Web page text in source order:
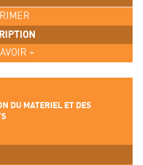
+
DU MATERIEL ET DES